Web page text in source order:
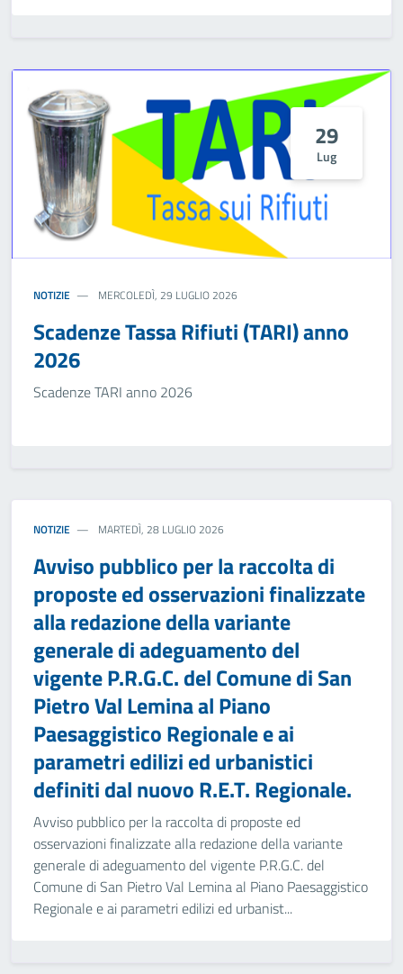
29
Lug
NOTIZIE MERCOLEDÌ, 29 LUGLIO 2026
Scadenze Tassa Rifiuti (TARI) anno
2026
Scadenze TARI anno 2026
NOTIZIE MARTEDÌ, 28 LUGLIO 2026
Avviso pubblico per la raccolta di
proposte ed osservazioni finalizzate
alla redazione della variante
generale di adeguamento del
vigente P.R.G.C. del Comune di San
Pietro Val Lemina al Piano
Paesaggistico Regionale e ai
parametri edilizi ed urbanistici
definiti dal nuovo R.E.T. Regionale.
Avviso pubblico per la raccolta di proposte ed
osservazioni finalizzate alla redazione della variante
generale di adeguamento del vigente P.R.G.C. del
Comune di San Pietro Val Lemina al Piano Paesaggistico
Regionale e ai parametri edilizi ed urbanist...